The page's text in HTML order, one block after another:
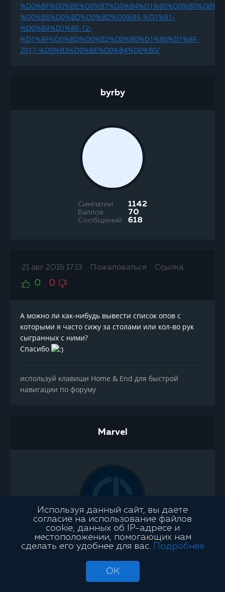
%D0%B8%D0%BD%D0%BD%D0%B5-%D1%81-
%D0%B4%D1%80-12-
%D1%8F%D0%BD%D0%B2%D0%B0%D1%80%D1%8F-
2017-%D0%B3%D0%BE%D0%B4%D0%B0/
byrby
Симпатии 1142
Баллов 70
Сообщений 618
21 авг 2016 17:13 Пожаловаться Ссылка
0 0
А можно ли как-нибудь вывести список опов с
которыми я часто сижу за столами или кол-во рук
сыгранных с ними?
Спасибо
используй клавиши Home & End для быстрой
навигации по форуму
Marvel
Симпатии 12603
Баллов
Сообщений 5126
Используя данный сайт, вы даете
согласие на использование файлов
cookie, данных об IP-адресе и
местоположении, помогающих нам
сделать его удобнее для вас.
Подробнее
OK